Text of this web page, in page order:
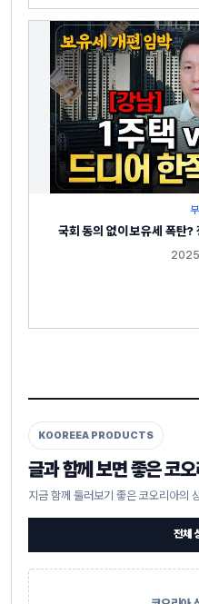
국회 동의 없이 보유세 폭탄
KOOREEA PRODUCTS
글과 함께 보면 좋은 코
지금 함께 둘러보기 좋은 코오리아의
전체